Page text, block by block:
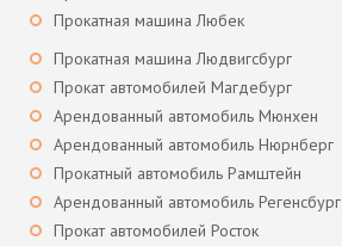
Прокатная машина Любек
Прокатная машина Людвигсбург
Прокат автомобилей Магдебург
Арендованный автомобиль Мюнхен
Арендованный автомобиль Нюрнберг
Прокатный автомобиль Рамштейн
Арендованный автомобиль Регенсбург
Прокат автомобилей Росток